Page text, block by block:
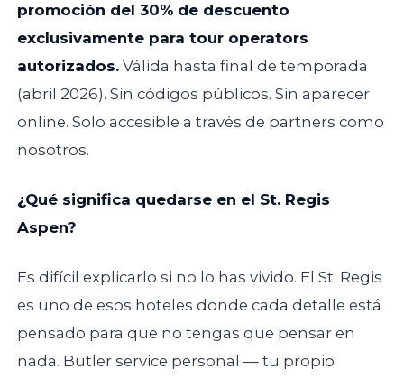
promoción del 30% de descuento
exclusivamente para tour operators
autorizados. Válida hasta final de temporada
(abril 2026). Sin códigos públicos. Sin aparecer
online. Solo accesible a través de partners como
nosotros.
¿Qué significa quedarse en el St. Regis
Aspen?
Es difícil explicarlo si no lo has vivido. El St. Regis
es uno de esos hoteles donde cada detalle está
pensado para que no tengas que pensar en
nada. Butler service personal — tu propio